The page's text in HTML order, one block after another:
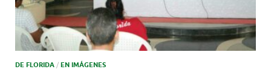
DE FLORIDA / EN IMÁGENES